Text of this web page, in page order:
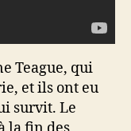
Teague, qui
et ils ont eu
survit. Le